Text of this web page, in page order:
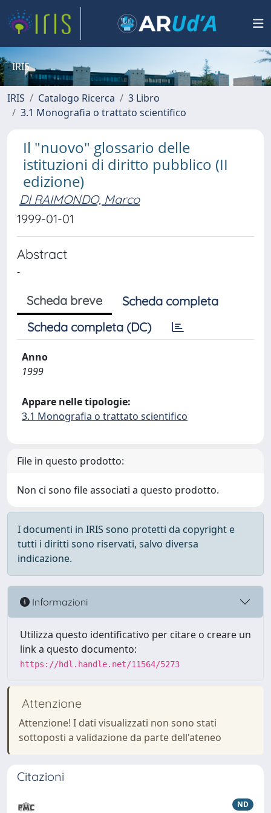
IRIS
IRIS Catalogo Ricerca
3 Libro
3.1 Monografia o trattato scientifico
Il "nuovo" glossario delle
istituzioni di diritto pubblico (II
edizione)
DI RAIMONDO, Marco
1999-01-01
Abstract
-
Scheda breve
Scheda completa
Scheda completa (DC)
Anno
1999
Appare nelle tipologie:
3.1 Monografia o trattato scientifico
File in questo prodotto:
Non ci sono file associati a questo prodotto.
I documenti in IRIS sono protetti da copyright e
tutti i diritti sono riservati, salvo diversa
indicazione.
Informazioni
Utilizza questo identificativo per citare o creare un
link a questo documento:
https://hdl.handle.net/11564/5273
Attenzione
Attenzione! I dati visualizzati non sono stati
sottoposti a validazione da parte dell'ateneo
Citazioni
ND